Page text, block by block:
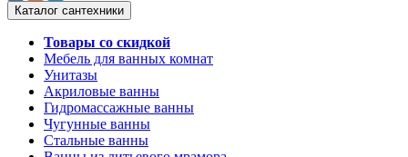
Каталог сантехники
Товары со скидкой
Мебель для ванных комнат
Унитазы
Акриловые ванны
Гидромассажные ванны
Чугунные ванны
Стальные ванны